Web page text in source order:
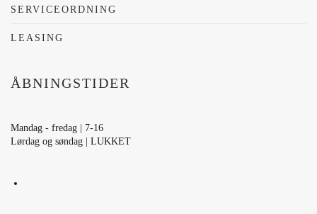
SERVICEORDNING
LEASING
ÅBNINGSTIDER
Mandag - fredag | 7-16
Lørdag og søndag | LUKKET